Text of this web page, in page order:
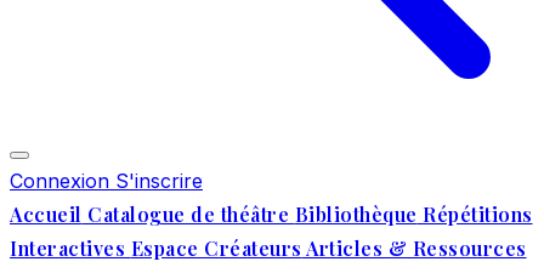
Connexion S'inscrire
Accueil Catalogue de théâtre Bibliothèque Répétitions
Interactives Espace Créateurs Articles & Ressources